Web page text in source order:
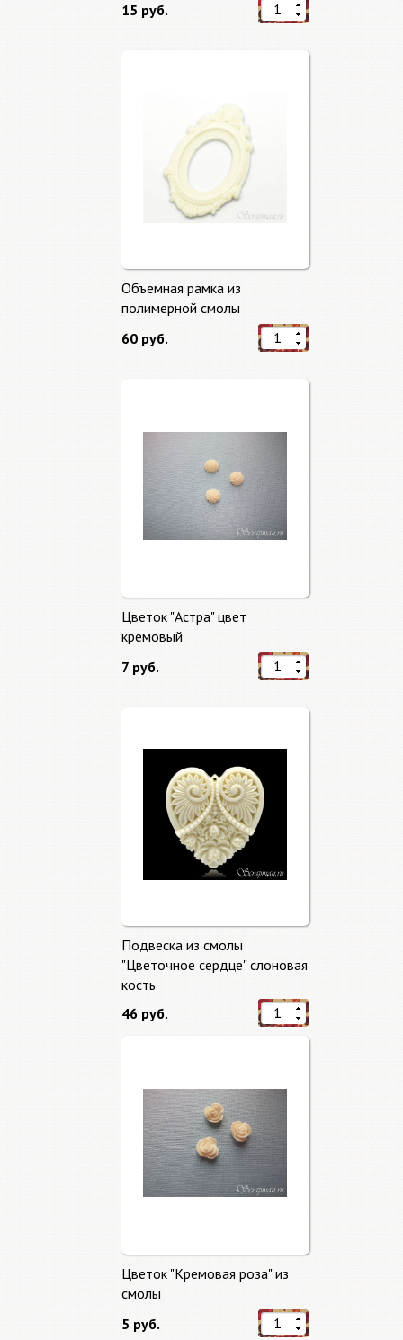
15 руб.
Объемная рамка из
полимерной смолы
60 руб.
Цветок "Астра" цвет
кремовый
7 руб.
Подвеска из смолы
"Цветочное сердце" слоновая
кость
46 руб.
Цветок "Кремовая роза" из
смолы
5 руб.